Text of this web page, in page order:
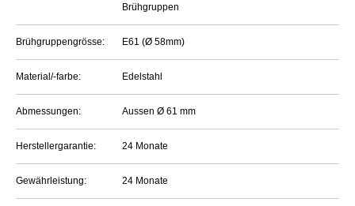
Brühgruppen
Brühgruppengrösse: E61 (Ø 58mm)
Material/-farbe: Edelstahl
Abmessungen: Aussen Ø 61 mm
Herstellergarantie: 24 Monate
Gewährleistung: 24 Monate